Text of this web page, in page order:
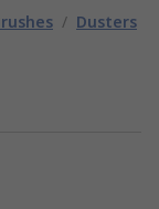
/ Dusters